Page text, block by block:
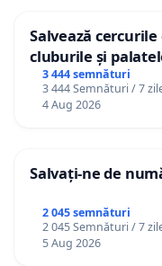
Salvează
cluburile și
3 444 semnături
3 444 Semnături / 7
4 Aug 2026
Salvați-ne de
2 045 semnături
2 045 Semnături / 7
5 Aug 2026